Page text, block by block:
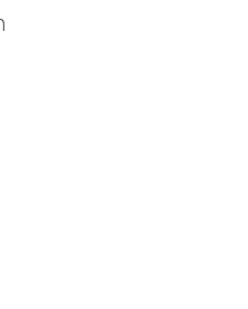
hvor råvarer fra kun
anvendt. Anilin læder har